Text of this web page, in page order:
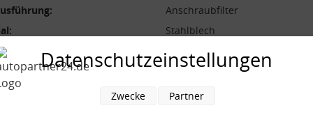
Anschraubfilter
Stahlblech
[mm]:
89 mm
163 mm
Datenschutzeinstellungen
Zwecke Partner